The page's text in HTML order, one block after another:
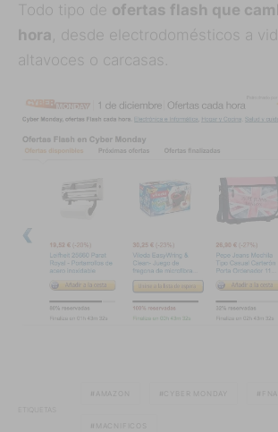
Todo tipo de ofertas flash que
hora , desde electrodomésticos a
altavoces o carcasas.
AMAZON CYBER MONDAY
MACNIFICOS